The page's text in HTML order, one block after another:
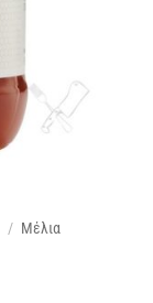
/ Μέλια